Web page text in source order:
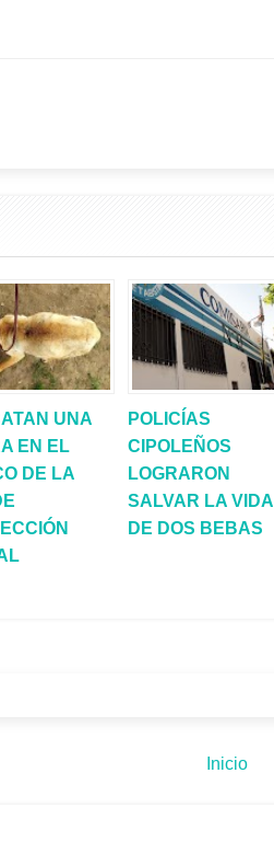
UNA
EN EL
DE LA
POLICÍAS
CIPOLEÑOS
LOGRARON
SALVAR LA VIDA
DE DOS BEBAS
Inicio